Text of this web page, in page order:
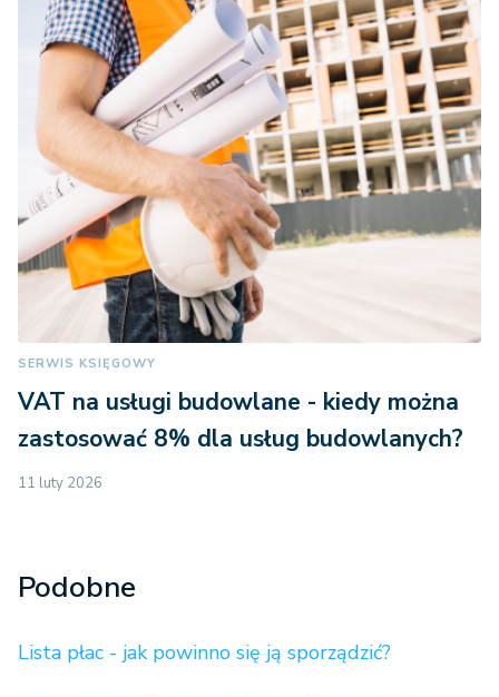
SERWIS KSIĘGOWY
VAT na usługi budowlane - kiedy można
zastosować 8% dla usług budowlanych?
11 luty 2026
Podobne
Lista płac - jak powinno się ją sporządzić?